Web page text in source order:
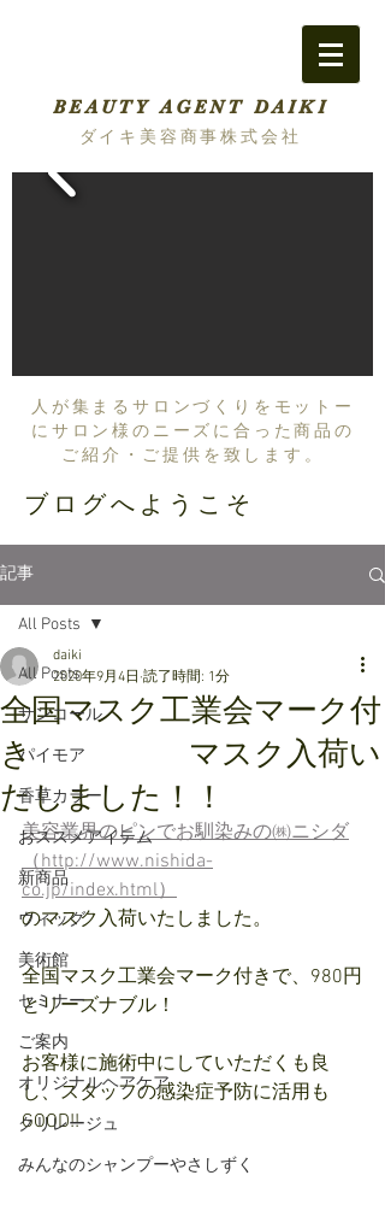
BEAUTY AGENT DAIKI
ダイキ美容商事株式会社
人が集まるサロンづくりをモットー
にサロン様のニーズに合った商品の
ご紹介・ご提供を致します。
ブログへようこそ
記事
All Posts
サンコール
パイモア
香草カラー
おススメアイテム
新商品
ウィッグ
美術館
セミナー
ご案内
オリジナルヘアケア
クリレージュ
みんなのシャンプーやさしずく
All Posts
全国マスク工業会マーク付
き マスク入荷い
たしました！！
daiki
2020年9月4日 読了時間: 1分
美容業界のピンでお馴染みの㈱ニシダ
（http://www.nishida-
co.jp/index.html）
のマスク入荷いたしました。
全国マスク工業会マーク付きで、980円
とリーズナブル！
お客様に施術中にしていただくも良
し、スタッフの感染症予防に活用も
GOOD!!